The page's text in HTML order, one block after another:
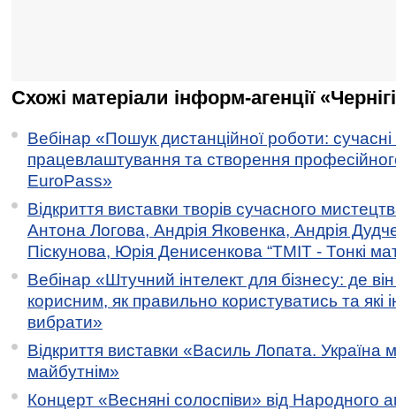
Схожі матеріали інформ-агенції
Вебінар «Пошук дистанційної роботи:
працевлаштування та створення
EuroPass»
Відкриття виставки творів сучасного
Антона Логова, Андрія Яковенка, Андрія
Піскунова, Юрія Денисенкова “ТМІТ - Тонкі
Вебінар «Штучний інтелект для бізнесу: де
корисним, як правильно користуватись та які
вибрати»
Відкриття виставки «Василь Лопата. Україна
майбутнім»
Концерт «Весняні солоспіви» від Народного